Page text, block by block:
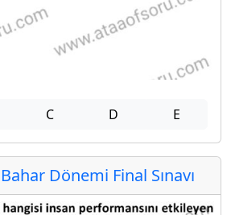
C D E
Dönemi Final Sınavı